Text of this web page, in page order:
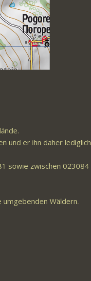
und er ihn daher lediglich
sowie zwischen 023084
Wäldern.